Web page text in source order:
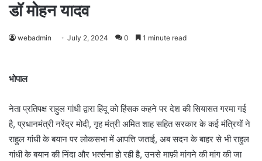
डॉ मोहन यादव
webadmin July 2, 2024 0 1 minute read
भोपाल
नेता प्रतिपक्ष राहुल गांधी द्वारा हिंदू को हिंसक कहने पर देश की सियासत गरमा गई
है, प्रधानमंत्री नरेंद्र मोदी, गृह मंत्री अमित शाह सहित सरकार के कई मंत्रियों ने
राहुल गांधी के बयान पर लोकसभा में आपत्ति जताई, अब सदन के बाहर से भी राहुल
गांधी के बयान की निंदा और भर्त्सना हो रही है, उनसे माफ़ी मांगने की मांग की जा